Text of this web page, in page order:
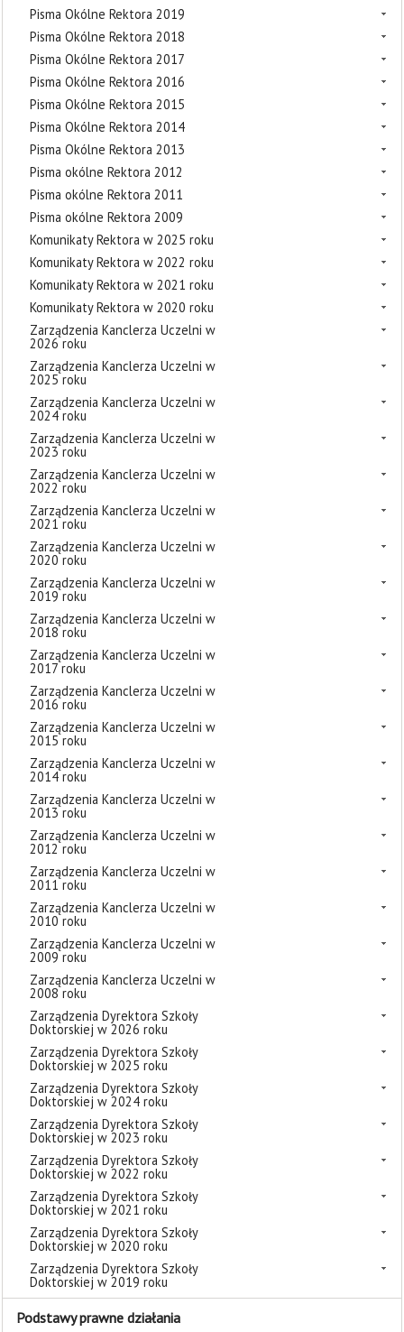
Pisma Okólne Rektora 2019
Pisma Okólne Rektora 2018
Pisma Okólne Rektora 2017
Pisma Okólne Rektora 2016
Pisma Okólne Rektora 2015
Pisma Okólne Rektora 2014
Pisma Okólne Rektora 2013
Pisma okólne Rektora 2012
Pisma okólne Rektora 2011
Pisma okólne Rektora 2009
Komunikaty Rektora w 2025 roku
Komunikaty Rektora w 2022 roku
Komunikaty Rektora w 2021 roku
Komunikaty Rektora w 2020 roku
Zarządzenia Kanclerza Uczelni w
2026 roku
Zarządzenia Kanclerza Uczelni w
2025 roku
Zarządzenia Kanclerza Uczelni w
2024 roku
Zarządzenia Kanclerza Uczelni w
2023 roku
Zarządzenia Kanclerza Uczelni w
2022 roku
Zarządzenia Kanclerza Uczelni w
2021 roku
Zarządzenia Kanclerza Uczelni w
2020 roku
Zarządzenia Kanclerza Uczelni w
2019 roku
Zarządzenia Kanclerza Uczelni w
2018 roku
Zarządzenia Kanclerza Uczelni w
2017 roku
Zarządzenia Kanclerza Uczelni w
2016 roku
Zarządzenia Kanclerza Uczelni w
2015 roku
Zarządzenia Kanclerza Uczelni w
2014 roku
Zarządzenia Kanclerza Uczelni w
2013 roku
Zarządzenia Kanclerza Uczelni w
2012 roku
Zarządzenia Kanclerza Uczelni w
2011 roku
Zarządzenia Kanclerza Uczelni w
2010 roku
Zarządzenia Kanclerza Uczelni w
2009 roku
Zarządzenia Kanclerza Uczelni w
2008 roku
Zarządzenia Dyrektora Szkoły
Doktorskiej w 2026 roku
Zarządzenia Dyrektora Szkoły
Doktorskiej w 2025 roku
Zarządzenia Dyrektora Szkoły
Doktorskiej w 2024 roku
Zarządzenia Dyrektora Szkoły
Doktorskiej w 2023 roku
Zarządzenia Dyrektora Szkoły
Doktorskiej w 2022 roku
Zarządzenia Dyrektora Szkoły
Doktorskiej w 2021 roku
Zarządzenia Dyrektora Szkoły
Doktorskiej w 2020 roku
Zarządzenia Dyrektora Szkoły
Doktorskiej w 2019 roku
Podstawy prawne działania